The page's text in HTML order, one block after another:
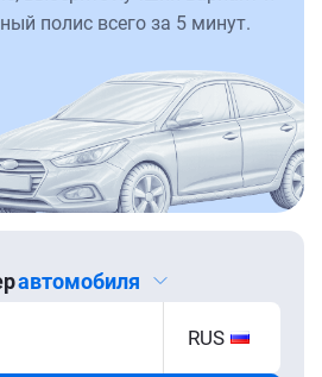
полис всего за 5 минут.
автомобиля
RUS